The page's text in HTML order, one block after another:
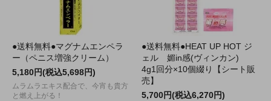
●送料無料●マグナムエンペラ
ー（ペニス増強クリーム）
5,180円(税込5,698円)
ムラムラエキス配合で、今宵も貴方
と燃え上がる！
●送料無料●HEAT UP HOT ジ
ェル 媚in感(ヴィンカン)
4g1回分×10個綴り【シート販
売】
5,700円(税込6,270円)